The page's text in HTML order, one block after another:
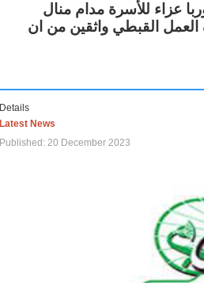
عزاء للأسرة مدام منال
العمل القبطي واثقين من ان
Details
Latest News
Published: 20 December 2023